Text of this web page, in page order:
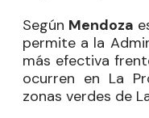
Según Mendoza
permite a la
más efectiva
ocurren en La
zonas verdes de